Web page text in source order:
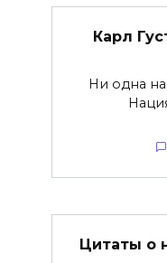
Карл
Ни одна
Цитаты о